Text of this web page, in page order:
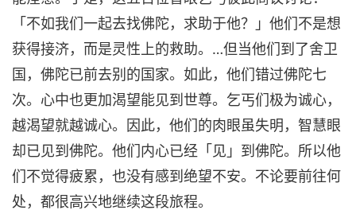
「不如我们一起去找佛陀，求助于他？」他们不是想
获得接济，而是灵性上的救助。…但当他们到了舍卫
国，佛陀已前去别的国家。如此，他们错过佛陀七
次。心中也更加渴望能见到世尊。乞丐们极为诚心，
越渴望就越诚心。因此，他们的肉眼虽失明，智慧眼
却已见到佛陀。他们内心已经「见」到佛陀。所以他
们不觉得疲累，也没有感到绝望不安。不论要前往何
处，都很高兴地继续这段旅程。